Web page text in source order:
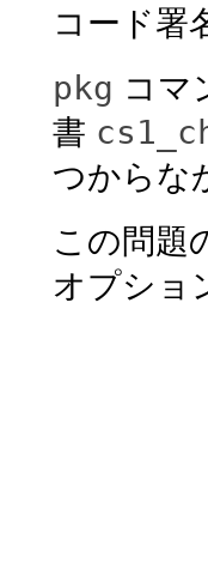
コード署
pkg コマ
書
つからな
この問題
オプショ